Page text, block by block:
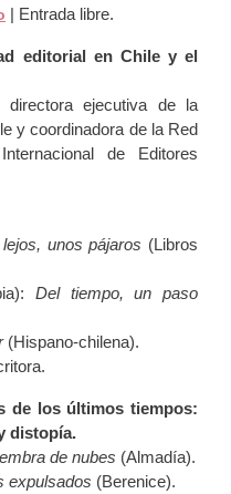
| Entrada libre.
editorial en Chile y el
ejecutiva de la
y coordinadora de la Red
de Editores
unos pájaros (Libros
Del tiempo, un paso
(Hispano-chilena).
de los últimos tiempos:
distopía.
de nubes (Almadía).
expulsados (Berenice).